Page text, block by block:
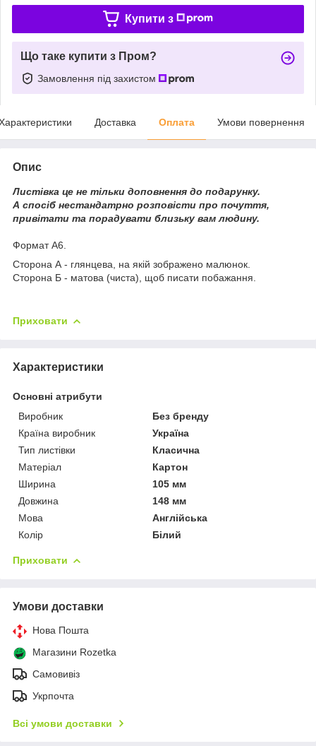
Купити з
Що таке купити з Пром?
Замовлення під захистом
Доставка Оплата Умови повернення
Опис
Листівка це не тільки доповнення до подарунку.
А спосіб нестандатрно розповісти про почуття,
привітати та порадувати близьку вам людину.
Формат А6.
Сторона А - глянцева, на якій зображено малюнок.
Сторона Б - матова (чиста), щоб писати побажання.
Приховати
Характеристики
Основні атрибути
Виробник
Без бренду
Країна виробник
Україна
Тип листівки
Класична
Матеріал
Картон
Ширина
105 мм
Довжина
148 мм
Мова
Англійська
Колір
Білий
Приховати
Умови доставки
Нова Пошта
Магазини Rozetka
Самовивіз
Укрпочта
Всі умови доставки